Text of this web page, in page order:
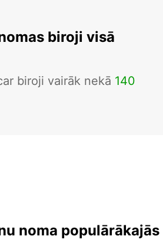
biroji visā
biroji vairāk nekā 140
noma